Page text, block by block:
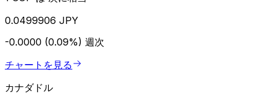
0.0499906 JPY
-0.0000 (0.09%) 週次
チャートを見る
カナダドル